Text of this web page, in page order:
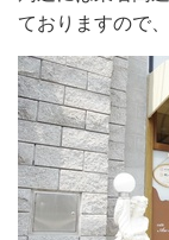
ておりますので